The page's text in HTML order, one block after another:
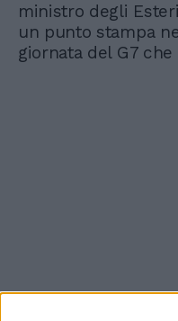
ministro degli
un punto stampa
giornata del G7